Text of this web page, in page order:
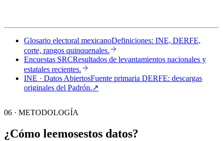
Glosario electoral mexicanoDefiniciones: INE, DERFE,
corte, rangos quinquenales.
Encuestas SRCResultados de levantamientos nacionales y
estatales recientes.
INE · Datos AbiertosFuente primaria DERFE: descargas
originales del Padrón.↗︎
06 · METODOLOGÍA
¿Cómo leemosestos datos?